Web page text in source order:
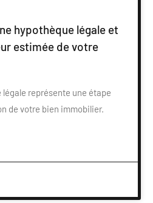
hypothèque légale et
estimée de votre
légale représente une étape
de votre bien immobilier.